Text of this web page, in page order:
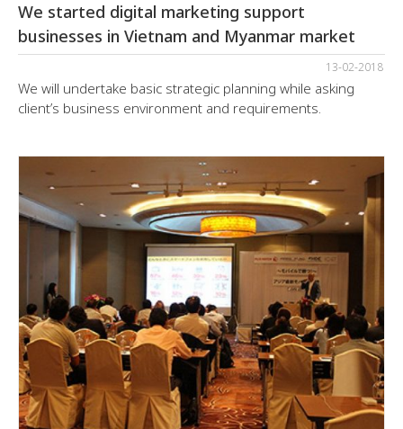
We started digital marketing support
businesses in Vietnam and Myanmar market
13-02-2018
We will undertake basic strategic planning while asking
client’s business environment and requirements.